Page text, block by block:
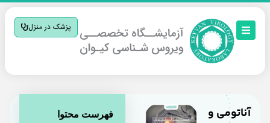
پزشک در منزل
آناتومی و
فهرست محتوا